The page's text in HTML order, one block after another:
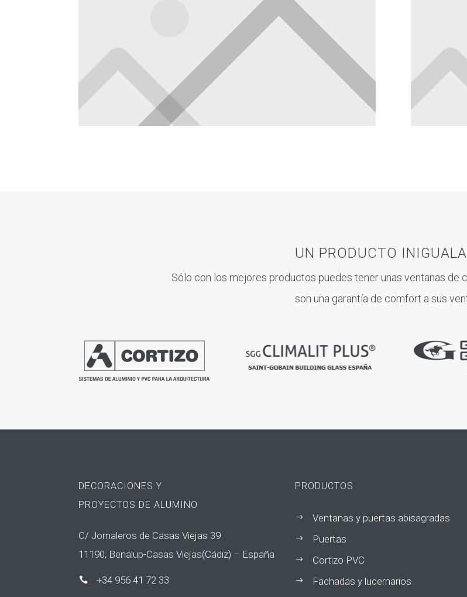
UN PRODUCTO
Sólo con los mejores productos puedes tener unas ventanas de
son una garantía de comfort a sus
DECORACIONES Y
PROYECTOS DE ALUMINO
C/ Jornaleros de Casas Viejas 39
11190, Benalup-Casas Viejas(Cádiz) – España

+34 956 41 72 33
PRODUCTOS
$ Ventanas y puertas abisagradas
$ Puertas
$ Cortizo PVC
$
Fachadas y lucernarios